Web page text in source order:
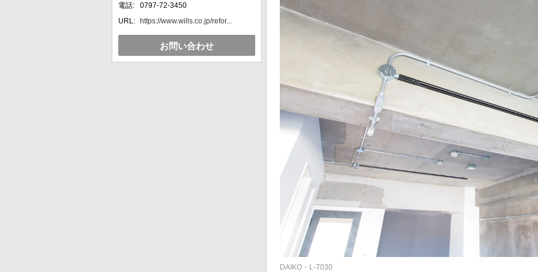
電話:
0797-72-3450
URL:
https://www.wills.co.jp/refor...
お問い合わせ
DAIKO・L-7030